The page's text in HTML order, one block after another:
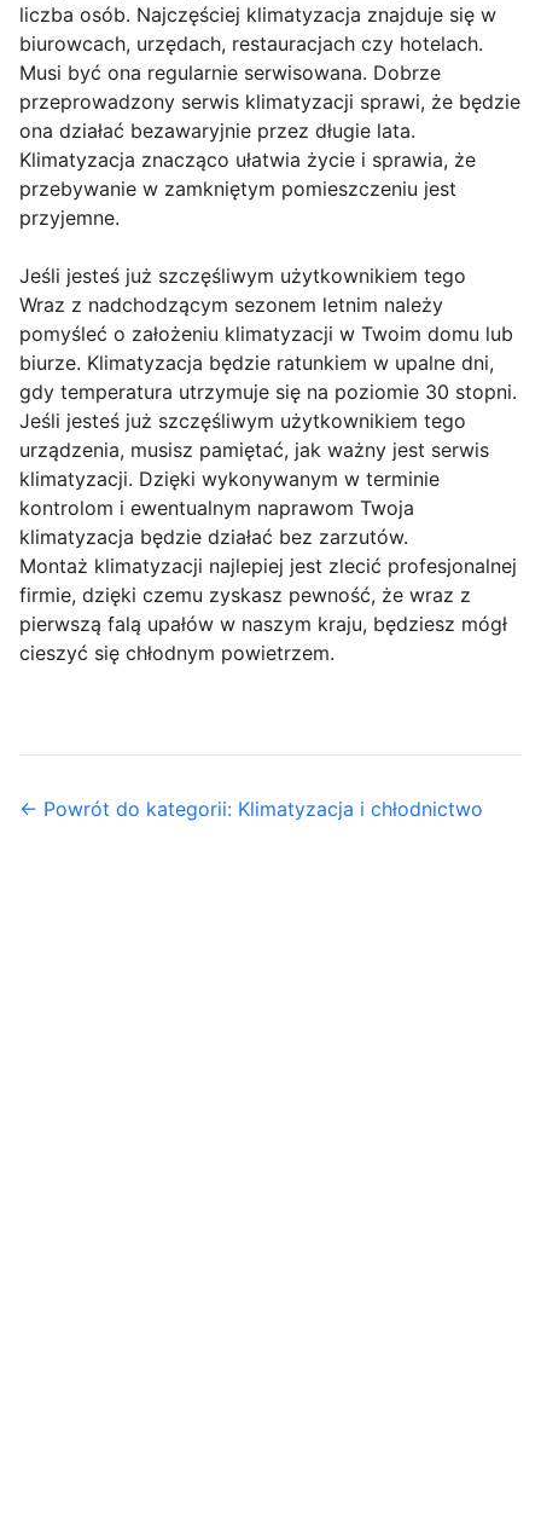
liczba osób. Najczęściej klimatyzacja znajduje się w
biurowcach, urzędach, restauracjach czy hotelach.
Musi być ona regularnie serwisowana. Dobrze
przeprowadzony serwis klimatyzacji sprawi, że będzie
ona działać bezawaryjnie przez długie lata.
Klimatyzacja znacząco ułatwia życie i sprawia, że
przebywanie w zamkniętym pomieszczeniu jest
przyjemne.
Jeśli jesteś już szczęśliwym użytkownikiem tego
Wraz z nadchodzącym sezonem letnim należy
pomyśleć o założeniu klimatyzacji w Twoim domu lub
biurze. Klimatyzacja będzie ratunkiem w upalne dni,
gdy temperatura utrzymuje się na poziomie 30 stopni.
Jeśli jesteś już szczęśliwym użytkownikiem tego
urządzenia, musisz pamiętać, jak ważny jest serwis
klimatyzacji. Dzięki wykonywanym w terminie
kontrolom i ewentualnym naprawom Twoja
klimatyzacja będzie działać bez zarzutów.
Montaż klimatyzacji najlepiej jest zlecić profesjonalnej
firmie, dzięki czemu zyskasz pewność, że wraz z
pierwszą falą upałów w naszym kraju, będziesz mógł
cieszyć się chłodnym powietrzem.
← Powrót do kategorii: Klimatyzacja i chłodnictwo